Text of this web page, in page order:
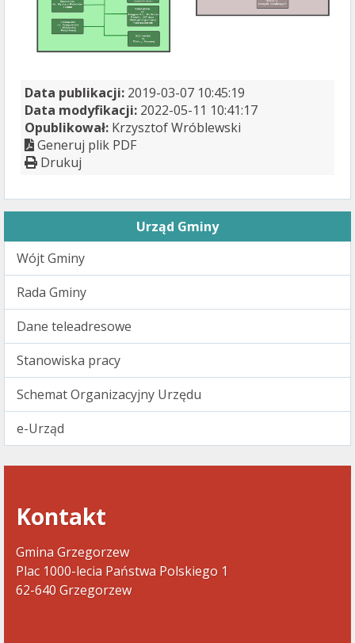
Data publikacji: 2019-03-07 10:45:19
Data modyfikacji: 2022-05-11 10:41:17
Opublikował: Krzysztof Wróblewski
Generuj plik PDF
Drukuj
Urząd Gminy
Wójt Gminy
Rada Gminy
Dane teleadresowe
Stanowiska pracy
Schemat Organizacyjny Urzędu
e-Urząd
Kontakt
Gmina Grzegorzew
Plac 1000-lecia Państwa Polskiego 1
62-640 Grzegorzew